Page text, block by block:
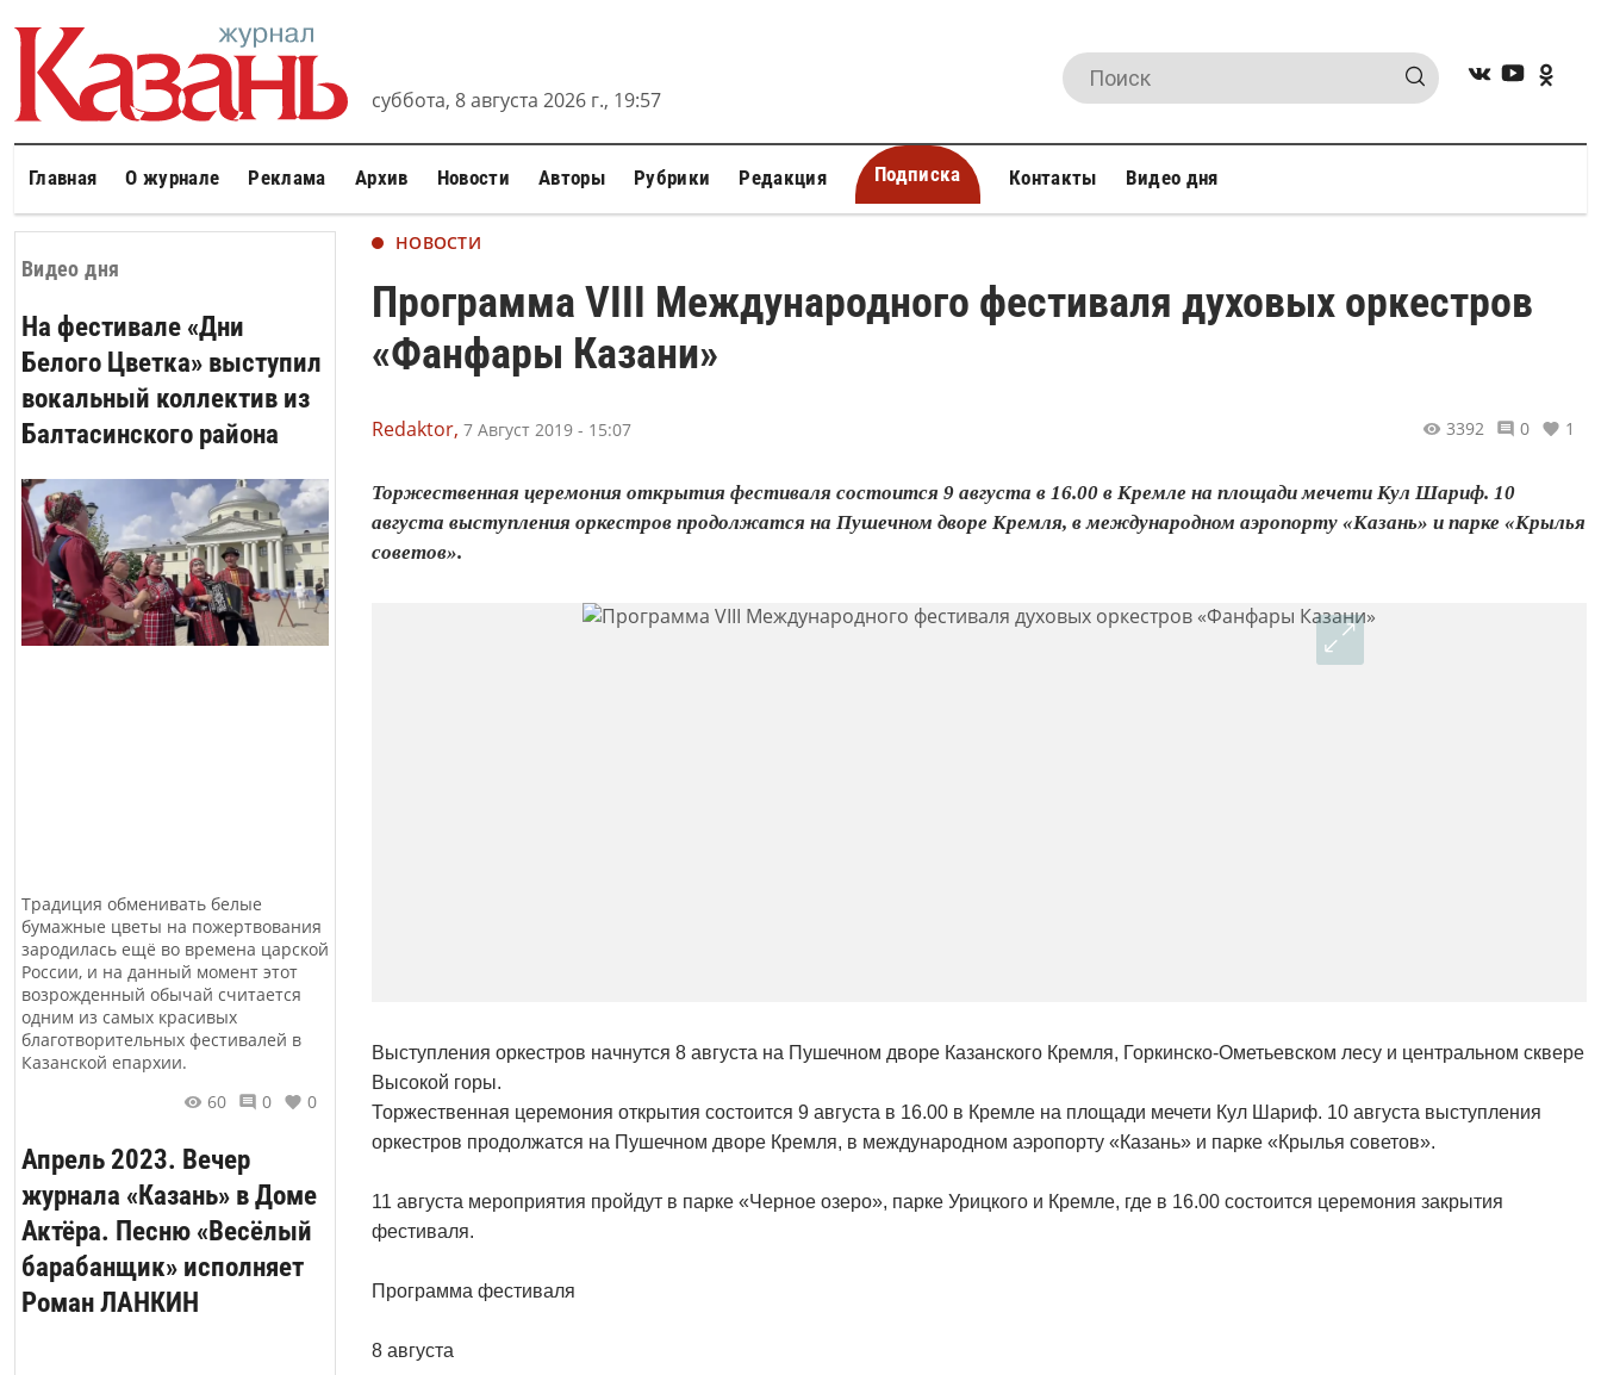
суббота, 8 августа 2026 г., 19:57
Главная О журнале Реклама Архив Новости Авторы Рубрики Редакция Подписка Контакты Видео дня
Видео дня
На фестивале «Дни
Белого Цветка» выступил
вокальный коллектив из
Балтасинского района
Традиция обменивать белые
бумажные цветы на пожертвования
зародилась ещё во времена царской
России, и на данный момент этот
возрожденный обычай считается
одним из самых красивых
благотворительных фестивалей в
Казанской епархии.
60
0 0
Апрель 2023. Вечер
журнала «Казань» в Доме
Актёра. Песню «Весёлый
барабанщик» исполняет
Роман ЛАНКИН
НОВОСТИ
Программа VIII Международного фестиваля духовых оркестров
«Фанфары Казани»
Redaktor, 7 Август 2019 - 15:07 3392 0 1
Торжественная церемония открытия фестиваля состоится 9 августа в 16.00 в Кремле на площади мечети Кул Шариф. 10
августа выступления оркестров продолжатся на Пушечном дворе Кремля, в международном аэропорту «Казань» и парке «Крылья
советов».
Выступления оркестров начнутся 8 августа на Пушечном дворе Казанского Кремля, Горкинско-Ометьевском лесу и центральном сквере
Высокой горы.
Торжественная церемония открытия состоится 9 августа в 16.00 в Кремле на площади мечети Кул Шариф. 10 августа выступления
оркестров продолжатся на Пушечном дворе Кремля, в международном аэропорту «Казань» и парке «Крылья советов».
11 августа мероприятия пройдут в парке «Черное озеро», парке Урицкого и Кремле, где в 16.00 состоится церемония закрытия
фестиваля.
Программа фестиваля
8 августа